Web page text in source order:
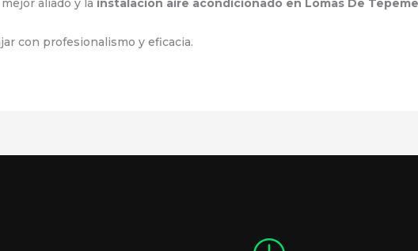
aliado y la instalacion aire acondicionado en Lomas De
con profesionalismo y eficacia.